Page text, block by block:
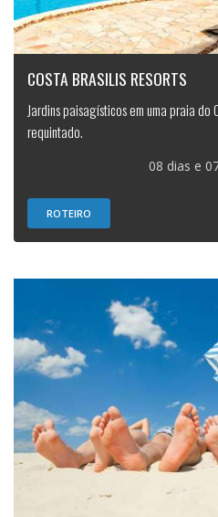
COSTA BRASILIS RESORTS
Jardins paisagísticos em uma praia
requintado.
08 dias e
ROTEIRO